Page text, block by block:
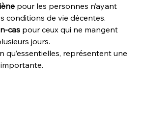
pour les personnes n’ayant
conditions de vie décentes.
cas pour ceux qui ne mangent
jours.
qu’essentielles, représentent une